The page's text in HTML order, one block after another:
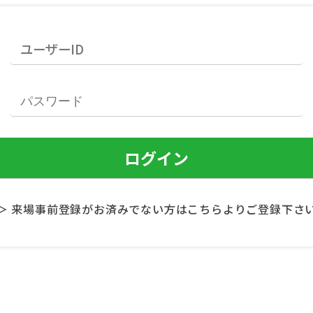
来場事前登録がお済みでない方はこちらよりご登録下さ